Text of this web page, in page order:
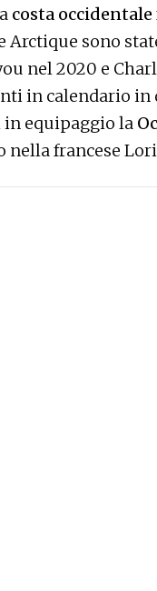
costa occidentale
Arctique sono
nel 2020 e
in calendario in
in equipaggio la
nella francese